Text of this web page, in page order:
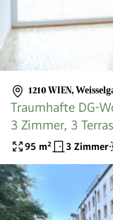
1210 WIEN,
Traumhafte DG-
3 Zimmer, 3
zentral!
95 m² 3 Zimmer